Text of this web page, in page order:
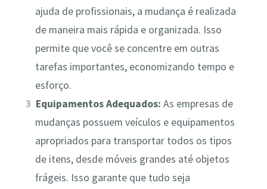
ajuda de profissionais, a mudança é realizada
de maneira mais rápida e organizada. Isso
permite que você se concentre em outras
tarefas importantes, economizando tempo e
esforço.
Equipamentos Adequados: As empresas de
mudanças possuem veículos e equipamentos
apropriados para transportar todos os tipos
de itens, desde móveis grandes até objetos
frágeis. Isso garante que tudo seja